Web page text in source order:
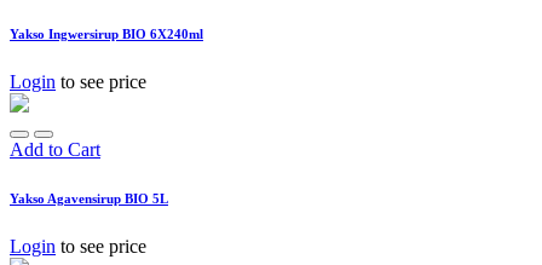
Yakso Ingwersirup BIO 6X240ml
Login to see price
Add to Cart
Yakso Agavensirup BIO 5L
Login to see price